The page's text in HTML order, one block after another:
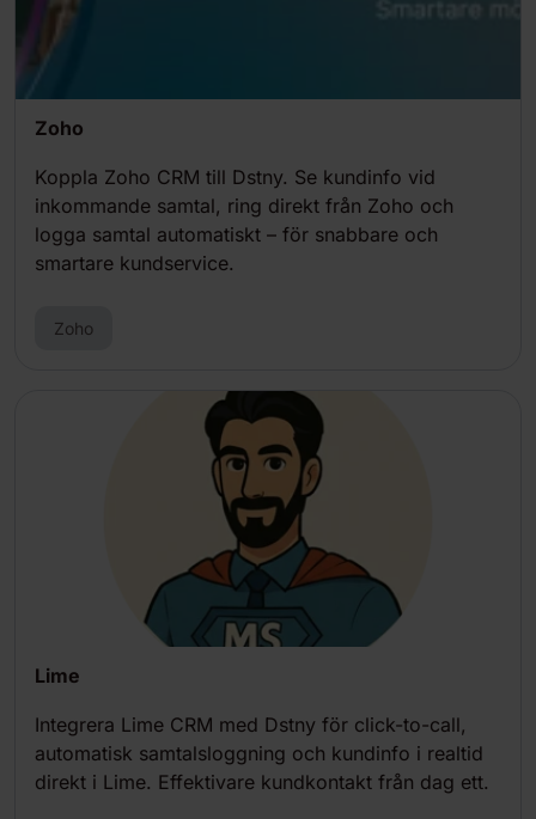
Zoho
Koppla Zoho CRM till Dstny. Se kundinfo vid
inkommande samtal, ring direkt från Zoho och
logga samtal automatiskt – för snabbare och
smartare kundservice.
Zoho
Lime
Integrera Lime CRM med Dstny för click-to-call,
automatisk samtalsloggning och kundinfo i realtid
direkt i Lime. Effektivare kundkontakt från dag ett.